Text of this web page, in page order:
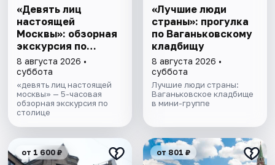
«Девять лиц
настоящей
Москвы»: обзорная
экскурсия по
столице
8 августа 2026 •
суббота
«девять лиц настоящей
москвы» — 5-часовая
обзорная экскурсия по
столице
«Лучшие люди
страны»: прогулка
по Ваганьковскому
кладбищу
8 августа 2026 •
суббота
Лучшие люди страны:
Ваганьковское кладбище
в мини-группе
от 1 600 ₽ от 801 ₽